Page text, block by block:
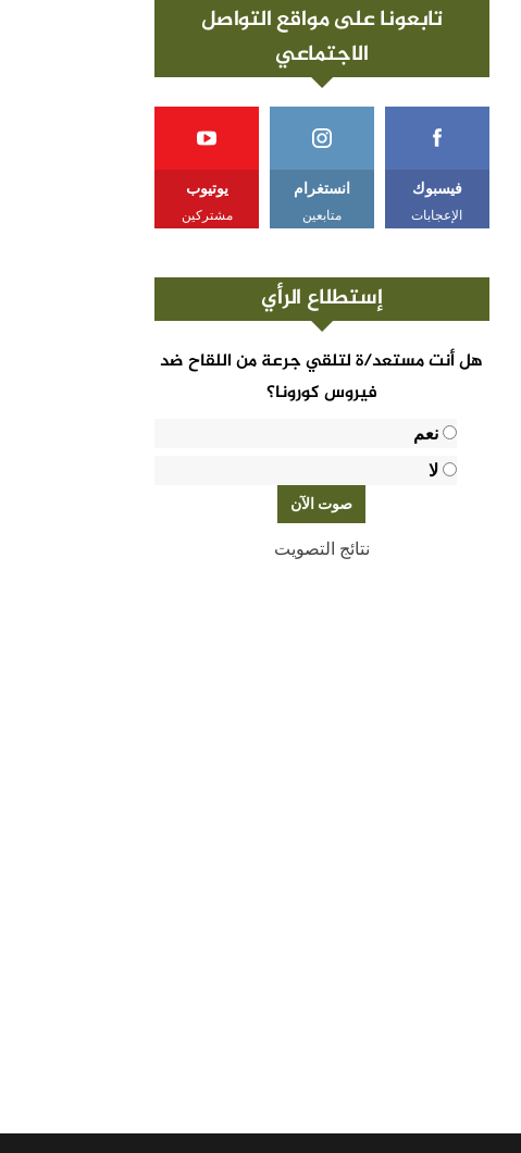
تابعونا على مواقع التواصل
الاجتماعي
فيسبوك
الإعجابات
انستغرام
متابعين
يوتيوب
مشتركين
إستطلاع الرأي
هل أنت مستعد/ة لتلقي جرعة من اللقاح ضد
فيروس كورونا؟
نعم
لا
نتائج التصويت